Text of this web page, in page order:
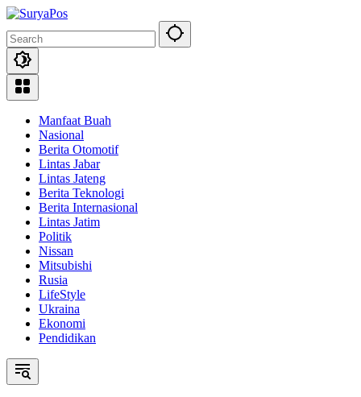
Skip
content
Manfaat Buah
Nasional
Berita Otomotif
Lintas Jabar
Lintas Jateng
Berita Teknologi
Berita Internasional
Lintas Jatim
Politik
Nissan
Mitsubishi
Rusia
LifeStyle
Ukraina
Ekonomi
Pendidikan